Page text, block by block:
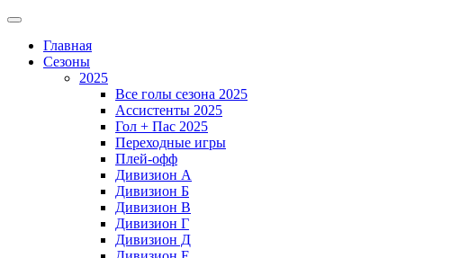
Главная
Сезоны
2025
Все голы сезона 2025
Ассистенты 2025
Гол + Пас 2025
Переходные игры
Плей-офф
Дивизион A
Дивизион Б
Дивизион В
Дивизион Г
Дивизион Д